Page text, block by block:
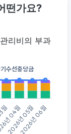
떤가요?
리비의 부과